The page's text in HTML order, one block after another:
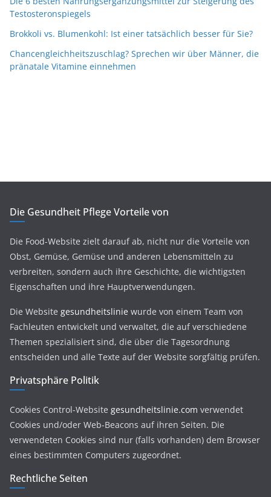
Testosteronspiegels
Brokkoli vs. Blumenkohl: Ist einer tatsächlich besser für Sie?
Chancengleichheitszuschlag? Sprechen wir über Männer, die
pränatale Vitamine einnehmen
Die Gesundheit Pflege Vorteile von
Die Food-Website zielt darauf ab, nicht nur die Vorteile von
Obst, Gemüse, Gemüse und anderen Lebensmitteln zu
verbreiten, sondern auch ihre Geschichte, die wichtigsten
Eigenschaften und ihre Hauptverwendungen.
Die Website gesundheitslinie wurde von einem Team von
Fachleuten entwickelt und verwaltet, die auf verschiedene
Themen spezialisiert sind, die über die Tagesordnung
entscheiden und alle Texte auf der Website sorgfältig prüfen.
Privatsphäre Politik
Cookies Control-Website gesundheitslinie.com verwendet
Cookies und/oder Web-Beacons auf ihren Seiten. Die
verwendeten Cookies sind nur (falls vorhanden) dem Browser
eines bestimmten Computers zugeordnet.
Rechtliche Seiten